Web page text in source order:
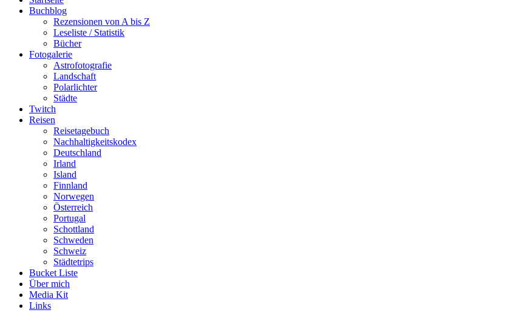
Buchblog
Rezensionen von A bis Z
Leseliste / Statistik
Bücher
Fotogalerie
Astrofotografie
Landschaft
Polarlichter
Städte
Twitch
Reisen
Reisetagebuch
Nachhaltigkeitskodex
Deutschland
Irland
Island
Finnland
Norwegen
Österreich
Portugal
Schottland
Schweden
Schweiz
Städtetrips
Bucket Liste
Über mich
Media Kit
Links